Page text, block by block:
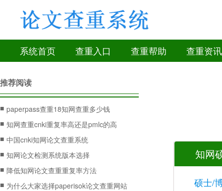
系统首页 查重入口 查重帮助 查重资讯
推荐阅读
■ paperpass查重18知网查重多少钱
■ 知网查重cnki重复率高还是pmlc的高
■ 中国cnki知网论文查重系统
■ 知网论文检测系统版本选择
■ 降低知网论文查重重复率方法
■ 为什么大家选择paperisok论文查重网站
知网
硕士/